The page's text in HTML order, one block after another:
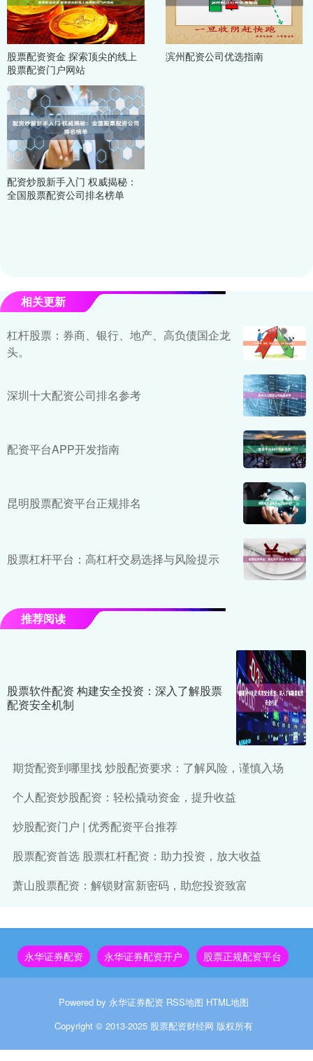
股票配资资金 探索顶尖的线上
股票配资门户网站
滨州配资公司优选指南
配资炒股新手入门 权威揭秘：
全国股票配资公司排名榜单
相关更新
杠杆股票：券商、银行、地产、高负债国企龙
头。
深圳十大配资公司排名参考
配资平台APP开发指南
昆明股票配资平台正规排名
股票杠杆平台：高杠杆交易选择与风险提示
推荐阅读
股票软件配资 构建安全投资：深入了解股票
配资安全机制
期货配资到哪里找 炒股配资要求：了解风险，谨慎入场
个人配资炒股配资：轻松撬动资金，提升收益
炒股配资门户 | 优秀配资平台推荐
股票配资首选 股票杠杆配资：助力投资，放大收益
萧山股票配资：解锁财富新密码，助您投资致富
永华证券配资 永华证券配资开户 股票正规配资平台
Powered by 永华证券配资 RSS地图 HTML地图
Copyright © 2013-2025 股票配资财经网 版权所有